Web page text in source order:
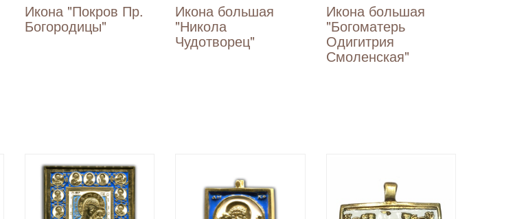
Икона "Покров Пр.
Богородицы"
Икона большая
"Никола
Чудотворец"
Икона большая
"Богоматерь
Одигитрия
Смоленская"